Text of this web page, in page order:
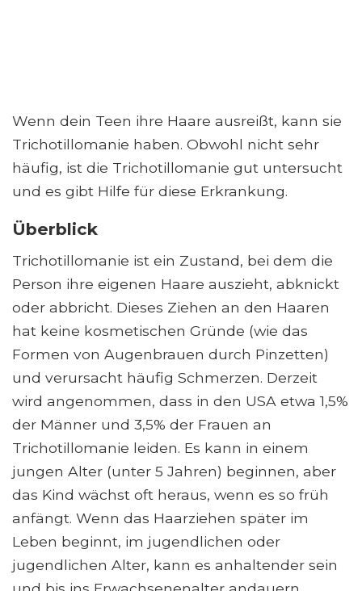
Wenn dein Teen ihre Haare ausreißt, kann sie
Trichotillomanie haben. Obwohl nicht sehr
häufig, ist die Trichotillomanie gut untersucht
und es gibt Hilfe für diese Erkrankung.
Überblick
Trichotillomanie ist ein Zustand, bei dem die
Person ihre eigenen Haare auszieht, abknickt
oder abbricht. Dieses Ziehen an den Haaren
hat keine kosmetischen Gründe (wie das
Formen von Augenbrauen durch Pinzetten)
und verursacht häufig Schmerzen. Derzeit
wird angenommen, dass in den USA etwa 1,5%
der Männer und 3,5% der Frauen an
Trichotillomanie leiden. Es kann in einem
jungen Alter (unter 5 Jahren) beginnen, aber
das Kind wächst oft heraus, wenn es so früh
anfängt. Wenn das Haarziehen später im
Leben beginnt, im jugendlichen oder
jugendlichen Alter, kann es anhaltender sein